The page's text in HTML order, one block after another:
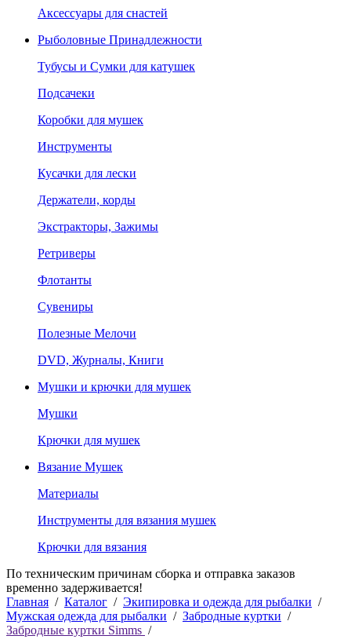
Аксессуары для снастей
Рыболовные Принадлежности
Тубусы и Сумки для катушек
Подсачеки
Коробки для мушек
Инструменты
Кусачки для лески
Держатели, корды
Экстракторы, Зажимы
Ретриверы
Флотанты
Сувениры
Полезные Мелочи
DVD, Журналы, Книги
Мушки и крючки для мушек
Мушки
Крючки для мушек
Вязание Мушек
Материалы
Инструменты для вязания мушек
Крючки для вязания
По техническим причинам сборка и отправка заказов
временно задерживается!
Главная / Каталог / Экипировка и одежда для рыбалки /
Мужская одежда для рыбалки / Забродные куртки /
Забродные куртки Simms /